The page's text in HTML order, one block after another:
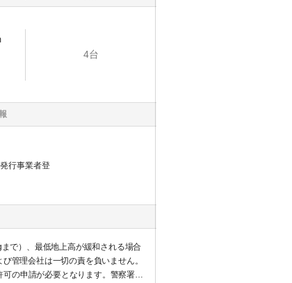
4台
行事業者登
で）、最低地上高が緩和される場合
管理会社は一切の責を負いません。
の申請が必要となります。警察署へ